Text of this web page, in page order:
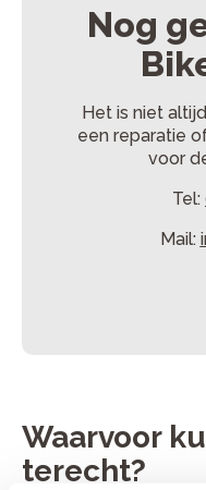
Nog
Het is niet
een reparatie
voor
Tel:
Mail:
Waarvoor
terecht?